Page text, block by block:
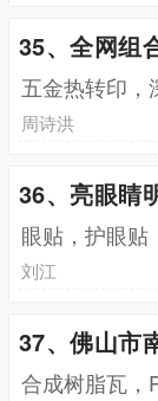
35、全网组
五金热转印，
周诗洪
36、亮眼睛
眼贴，护眼贴
刘江
37、佛山市
合成树脂瓦，